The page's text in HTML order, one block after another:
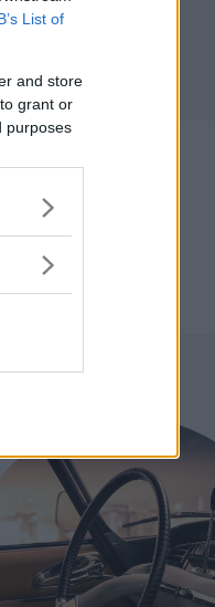
List of
and store
grant or
purposes